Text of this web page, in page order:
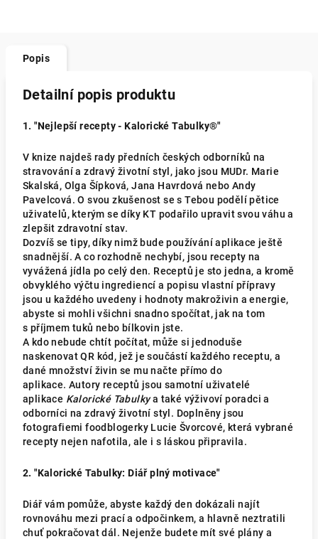
Popis
Detailní popis produktu
1. "Nejlepší recepty - Kalorické Tabulky®"
V knize najdeš rady předních českých odborníků na
stravování a zdravý životní styl, jako jsou MUDr. Marie
Skalská, Olga Šípková, Jana Havrdová nebo Andy
Pavelcová. O svou zkušenost se s Tebou podělí pětice
uživatelů, kterým se díky KT podařilo upravit svou váhu a
zlepšit zdravotní stav.
Dozvíš se tipy, díky nimž bude používání aplikace ještě
snadnější. A co rozhodně nechybí, jsou recepty na
vyvážená jídla po celý den. Receptů je sto jedna, a kromě
obvyklého výčtu ingrediencí a popisu vlastní přípravy
jsou u každého uvedeny i hodnoty makroživin a energie,
abyste si mohli všichni snadno spočítat, jak na tom
s příjmem tuků nebo bílkovin jste.
A kdo nebude chtít počítat, může si jednoduše
naskenovat QR kód, jež je součástí každého receptu, a
dané množství živin se mu načte přímo do
aplikace. Autory receptů jsou samotní uživatelé
aplikace Kalorické Tabulkya také výživoví poradci a
odborníci na zdravý životní styl. Doplněny jsou
fotografiemi foodblogerky Lucie Švorcové, která vybrané
recepty nejen nafotila, ale i s láskou připravila.
2. "Kalorické Tabulky: Diář plný motivace"
Diář vám pomůže, abyste každý den dokázali najít
rovnováhu mezi prací a odpočinkem, a hlavně neztratili
chuť pokračovat dál. Nejenže budete mít své plány a